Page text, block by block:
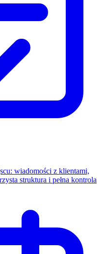
wiadomości z klientami,
struktura i pełna kontrola